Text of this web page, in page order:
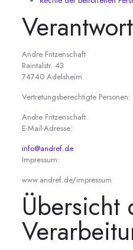
Andre Fritzenschaft
Raintalstr. 43
74740 Adelsheim
Vertretungsberechtigte Personen:
Andre Fritzenschaft
E-Mail-Adresse:
info@andref.de
Impressum:
www.andref.de/impressum
Übersicht